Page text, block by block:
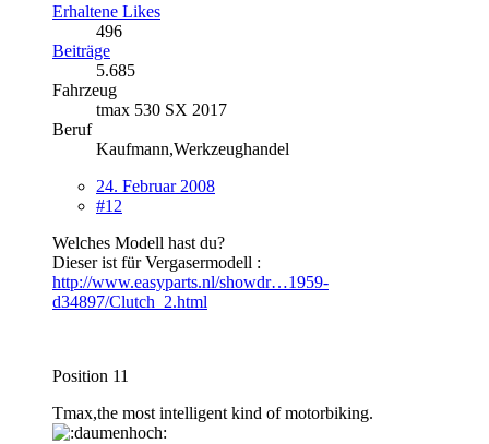
Erhaltene Likes
496
Beiträge
5.685
Fahrzeug
tmax 530 SX 2017
Beruf
Kaufmann,Werkzeughandel
24. Februar 2008
#12
Welches Modell hast du?
Dieser ist für Vergasermodell :
http://www.easyparts.nl/showdr…1959-
d34897/Clutch_2.html
Position 11
Tmax,the most intelligent kind of motorbiking.